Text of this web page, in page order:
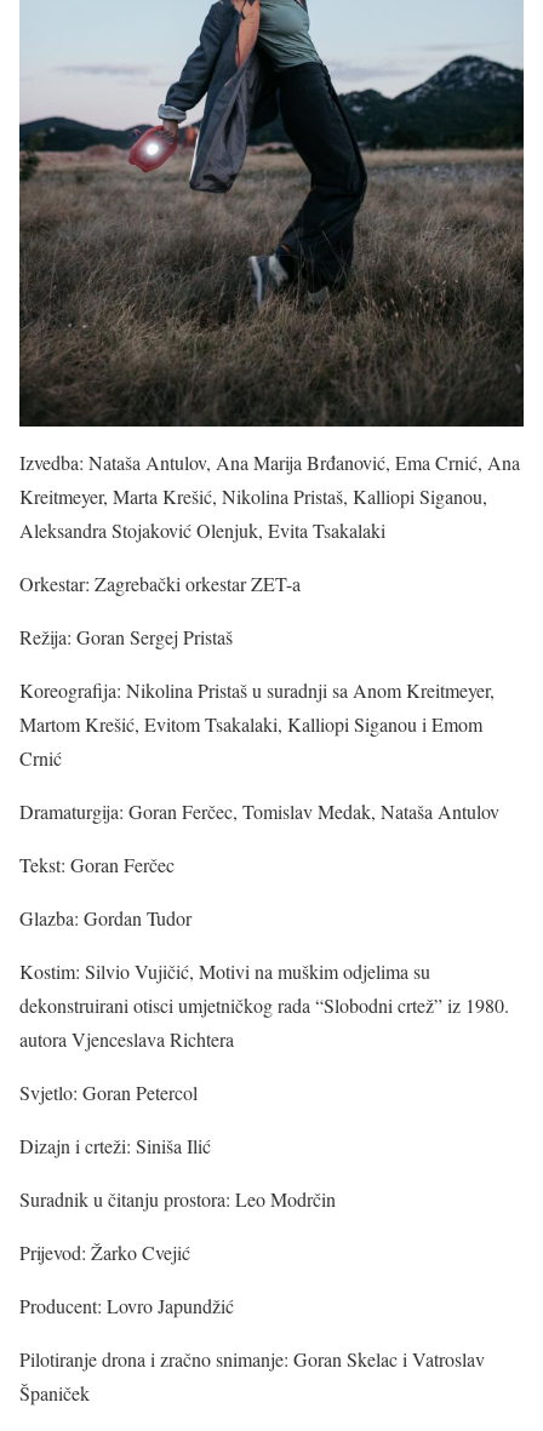
Izvedba: Nataša Antulov, Ana Marija Brđanović, Ema Crnić, Ana
Kreitmeyer, Marta Krešić, Nikolina Pristaš, Kalliopi Siganou,
Aleksandra Stojaković Olenjuk, Evita Tsakalaki
Orkestar: Zagrebački orkestar ZET-a
Režija: Goran Sergej Pristaš
Koreografija: Nikolina Pristaš u suradnji sa Anom Kreitmeyer,
Martom Krešić, Evitom Tsakalaki, Kalliopi Siganou i Emom
Crnić
Dramaturgija: Goran Ferčec, Tomislav Medak, Nataša Antulov
Tekst: Goran Ferčec
Glazba: Gordan Tudor
Kostim: Silvio Vujičić, Motivi na muškim odjelima su
dekonstruirani otisci umjetničkog rada “Slobodni crtež” iz 1980.
autora Vjenceslava Richtera
Svjetlo: Goran Petercol
Dizajn i crteži: Siniša Ilić
Suradnik u čitanju prostora: Leo Modrčin
Prijevod: Žarko Cvejić
Producent: Lovro Japundžić
Pilotiranje drona i zračno snimanje: Goran Skelac i Vatroslav
Španiček